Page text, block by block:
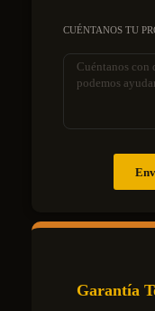
CUÉNTANOS TU
Garantía